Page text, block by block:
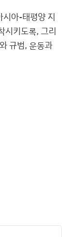
시아-태평양 지
시키도록, 그리
규범, 운동과